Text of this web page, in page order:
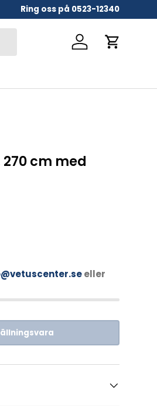
Ring oss på 0523-12340
Logga inVagn
270 cm med
eller